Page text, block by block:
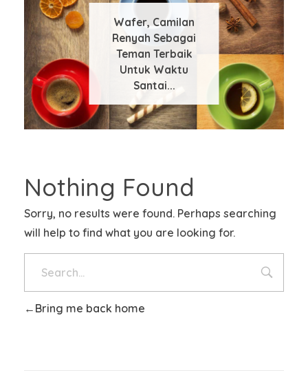
Wafer Roll Banyak
Disukai Karena
Teksturnya Renyah
dan Kaya Ra...
Wafer Jadi Camilan
Favorit Keluarga
Indonesia di Segala
Suasan...
Punya Usaha Pabrik
Snack Kiloan Bisa
Untung Besar
Tips Memilih Jasa
Maklon Snack Untuk
Produk Camilan
Anda
Kenapa Makan
Wafer Coklat Bikin
Ketagihan, Ya?
Wafer, Camilan
Renyah Sebagai
Teman Terbaik
Untuk Waktu
Santai...
Nothing Found
Sorry, no results were found. Perhaps searching
will help to find what you are looking for.
Bring me back home